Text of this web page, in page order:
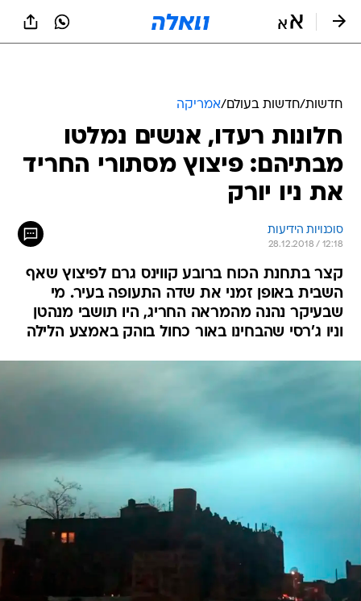
חדשות/חדשות בעולם/אמריקה
חלונות רעדו, אנשים נמלטו
מבתיהם: פיצוץ מסתורי החריד
את ניו יורק
סוכנויות הידיעות
28.12.2018 / 12:18
קצר בתחנת הכוח ברובע קווינס גרם לפיצוץ שאף
השבית באופן זמני את שדה התעופה בעיר. מי
שבעיקר נהנה מהמראה החריג, היו תושבי מנהטן
וניו ג'רסי שהבחינו באור כחול בוהק באמצע הלילה